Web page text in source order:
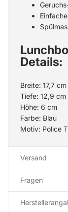
Details:
Breite: 17,7 cm
Tiefe: 12,9 cm
Höhe: 6 cm
Farbe: Blau
Motiv: Police
Versand
Fragen